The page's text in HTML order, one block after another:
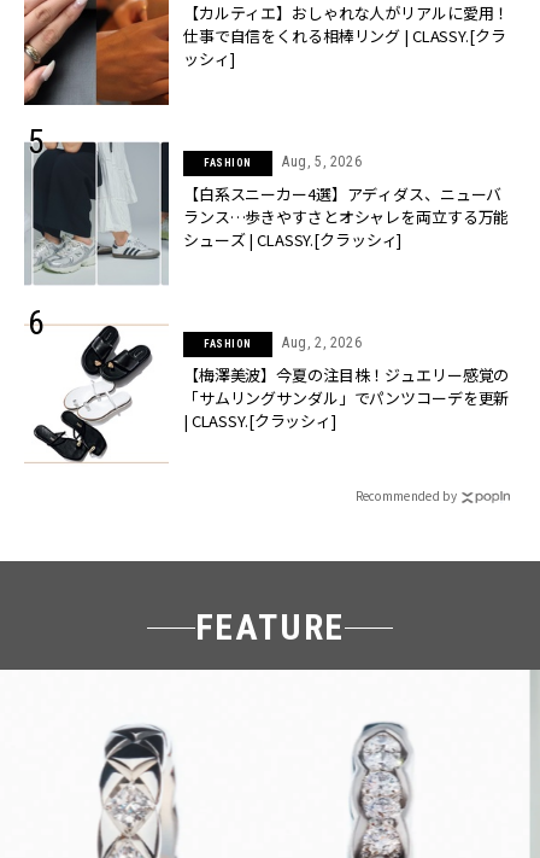
【カルティエ】おしゃれな人がリアルに愛用！
仕事で自信をくれる相棒リング | CLASSY.[クラ
ッシィ]
FASHION Aug, 5, 2026
【白系スニーカー4選】アディダス、ニューバ
ランス…歩きやすさとオシャレを両立する万能
シューズ | CLASSY.[クラッシィ]
FASHION Aug, 2, 2026
【梅澤美波】今夏の注目株！ジュエリー感覚の
「サムリングサンダル」でパンツコーデを更新
| CLASSY.[クラッシィ]
Recommended by
FEATURE